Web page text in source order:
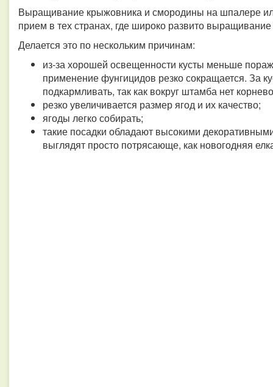
Выращивание крыжовника и смородины на шпалере
прием в тех странах, где широко развито
Делается это по нескольким причинам:
из-за хорошей освещенности кусты меньше
применение фунгицидов резко сокращается. За
подкармливать, так как вокруг штамба нет
резко увеличивается размер ягод и их качество;
ягоды легко собирать;
такие посадки обладают высокими
выглядят просто потрясающе, как новогодняя